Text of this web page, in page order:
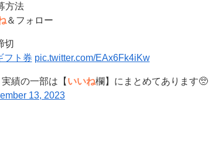
方法
＆フォロー
切
フト券 pic.twitter.com/EAx6Fk4iKw
績の一部は【 いいね欄】にまとめてあります🥺
13, 2023